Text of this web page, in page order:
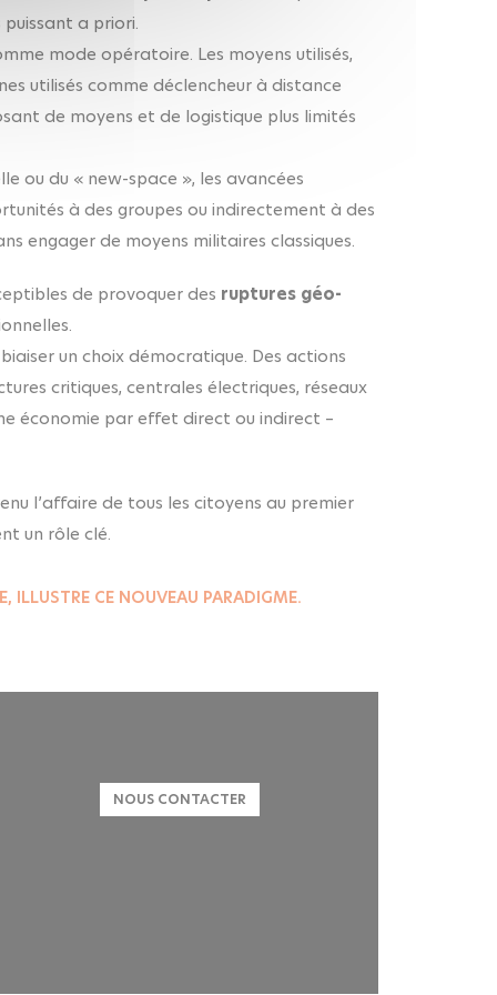
a priori.
mode opératoire. Les moyens utilisés,
utilisés comme déclencheur à distance
de moyens et de logistique plus limités
ou du « new-space », les avancées
à des groupes ou indirectement à des
engager de moyens militaires classiques.
de provoquer des ruptures géo-
un choix démocratique. Des actions
critiques, centrales électriques, réseaux
économie par effet direct ou indirect –
l’affaire de tous les citoyens au premier
un rôle clé.
ILLUSTRE CE NOUVEAU PARADIGME.
NOUS CONTACTER